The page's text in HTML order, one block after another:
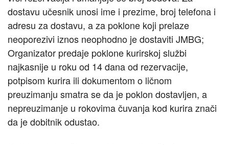
dostavu učesnik unosi ime i prezime, broj telefona i
adresu za dostavu, a za poklone koji prelaze
neoporezivi iznos neophodno je dostaviti JMBG;
Organizator predaje poklone kurirskoj službi
najkasnije u roku od 14 dana od rezervacije,
potpisom kurira ili dokumentom o ličnom
preuzimanju smatra se da je poklon dostavljen, a
nepreuzimanje u rokovima čuvanja kod kurira znači
da je dobitnik odustao.